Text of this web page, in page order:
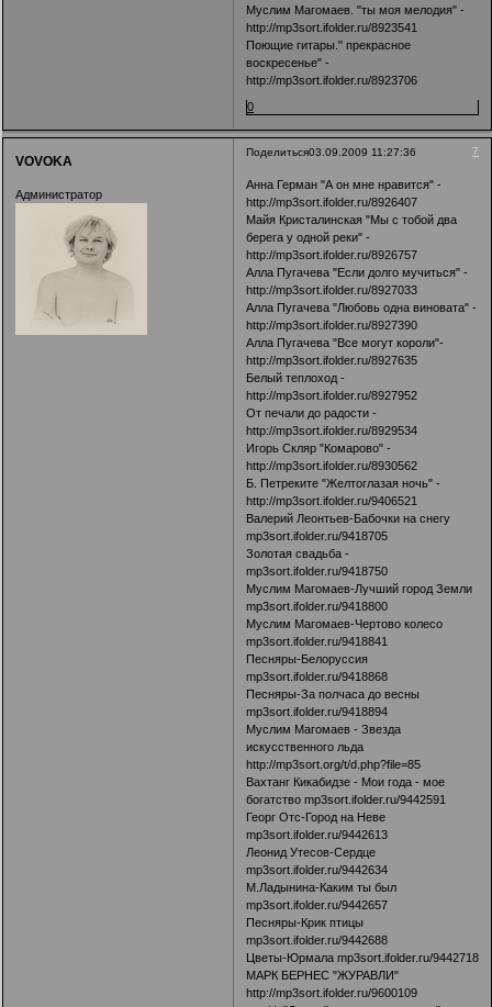
Муслим Магомаев. "ты моя мелодия" -
http://mp3sort.ifolder.ru/8923541
Поющие гитары." прекрасное
воскресенье" -
http://mp3sort.ifolder.ru/8923706
0
Поделиться 7
03.09.2009 11:27:36
VOVOKA
Администратор
Анна Герман "А он мне нравится" -
http://mp3sort.ifolder.ru/8926407
Майя Кристалинская "Мы с тобой два
берега у одной реки" -
http://mp3sort.ifolder.ru/8926757
Алла Пугачева "Если долго мучиться" -
http://mp3sort.ifolder.ru/8927033
Алла Пугачева "Любовь одна виновата" -
http://mp3sort.ifolder.ru/8927390
Алла Пугачева "Все могут короли"-
http://mp3sort.ifolder.ru/8927635
Белый теплоход -
http://mp3sort.ifolder.ru/8927952
От печали до радости -
http://mp3sort.ifolder.ru/8929534
Игорь Скляр "Комарово" -
http://mp3sort.ifolder.ru/8930562
Б. Петреките "Желтоглазая ночь" -
http://mp3sort.ifolder.ru/9406521
Валерий Леонтьев-Бабочки на снегу
mp3sort.ifolder.ru/9418705
Золотая свадьба -
mp3sort.ifolder.ru/9418750
Муслим Магомаев-Лучший город Земли
mp3sort.ifolder.ru/9418800
Муслим Магомаев-Чертово колесо
mp3sort.ifolder.ru/9418841
Песняры-Белоруссия
mp3sort.ifolder.ru/9418868
Песняры-За полчаса до весны
mp3sort.ifolder.ru/9418894
Муслим Магомаев - Звезда
искусственного льда
http://mp3sort.org/t/d.php?file=85
Вахтанг Кикабидзе - Мои года - мое
богатство mp3sort.ifolder.ru/9442591
Георг Отс-Город на Неве
mp3sort.ifolder.ru/9442613
Леонид Утесов-Сердце
mp3sort.ifolder.ru/9442634
М.Ладынина-Каким ты был
mp3sort.ifolder.ru/9442657
Песняры-Крик птицы
mp3sort.ifolder.ru/9442688
Цветы-Юрмала mp3sort.ifolder.ru/9442718
МАРК БЕРНЕС "ЖУРАВЛИ"
http://mp3sort.ifolder.ru/9600109